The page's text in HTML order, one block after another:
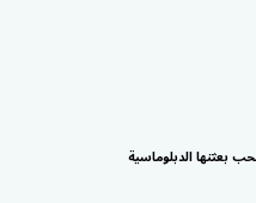
بعثتها الدبلوماسية